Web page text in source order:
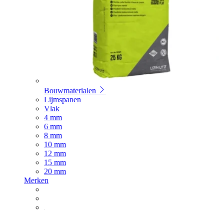
Bouwmaterialen
Lijmspanen
Vlak
4 mm
6 mm
8 mm
10 mm
12 mm
15 mm
20 mm
Merken